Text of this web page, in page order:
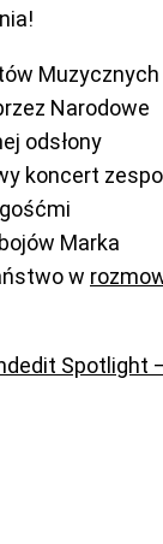
Muzycznych
Narodowe
odsłony
koncert
Marka
w
Spotlight